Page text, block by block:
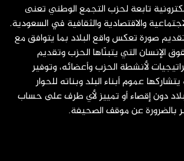
تابعة لحزب التجمع الوطني تعنى
والاقتصادية والثقافية في السعودية.
صورة تعكس واقع البلاد بما يتوافق مع
الإنسان التي يتبنّاها الحزب وتقديم
لأنشطة الحزب وأعضائه، وتوفير
عموم أبناء البلد وبناته للحوار
دون إقصاء أو تمييز لأي طرف على حساب
بالضرورة عن موقف الصحيفة.